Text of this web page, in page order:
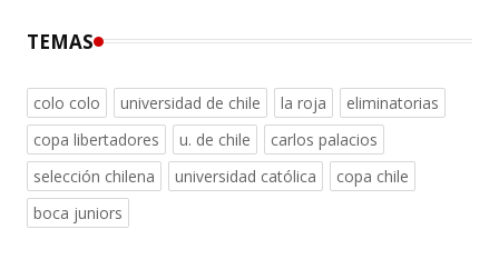
TEMAS
colo colo universidad de chile la roja
eliminatorias
copa libertadores
u. de chile
carlos palacios
selección chilena
universidad católica
copa chile
boca juniors